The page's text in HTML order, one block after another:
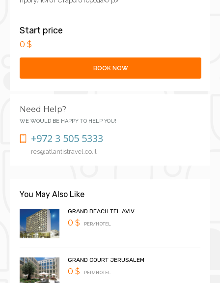
Start price
0 $
BOOK NOW
Need Help?
WE WOULD BE HAPPY TO HELP YOU!
+972 3 505 5333
res@atlantistravel.co.il
You May Also Like
GRAND BEACH TEL AVIV
0 $ PER/HOTEL
GRAND COURT JERUSALEM
0 $ PER/HOTEL